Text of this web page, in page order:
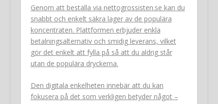
Genom att beställa via nettogrossisten.se kan du
snabbt och enkelt säkra lager av de populära
koncentraten. Plattformen erbjuder enkla
betalningsalternativ och smidig leverans, vilket
gör det enkelt att fylla på så att du aldrig står
utan de populära dryckerna.
Den digitala enkelheten innebär att du kan
fokusera på det som verkligen betyder något –